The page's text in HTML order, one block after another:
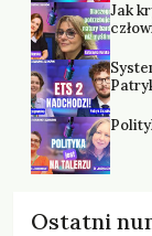
Jak
Ostatni